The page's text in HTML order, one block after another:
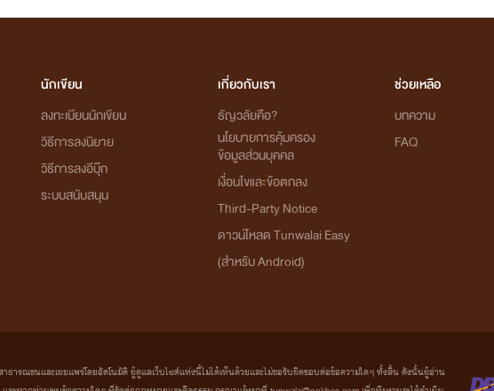
นักเขียน
ลงทะเบียนนักเขียน
วิธีการลงนิยาย
วิธีการลงอีบุ๊ก
ระบบสนับสนุน
เกี่ยวกับเรา
ธัญวลัยคือ?
นโยบายการคุ้มครอง
ข้อมูลส่วนบุคคล
เงื่อนไขและข้อตกลง
Third-Party Notice
ดาวน์โหลด Tunwalai Easy
(สำหรับ Android)
ช่วยเหลือ
บทความ
FAQ
าธารณชนและเผยแพร่โดยอัตโนมัติ ผู้ดูแลเว็บไซต์แห่งนี้ไม่ได้เห็นด้วยและไม่ขอรับผิดชอบต่อข้อความใดๆ ทั้งสิ้น ดังนั้นผู้อ่าน